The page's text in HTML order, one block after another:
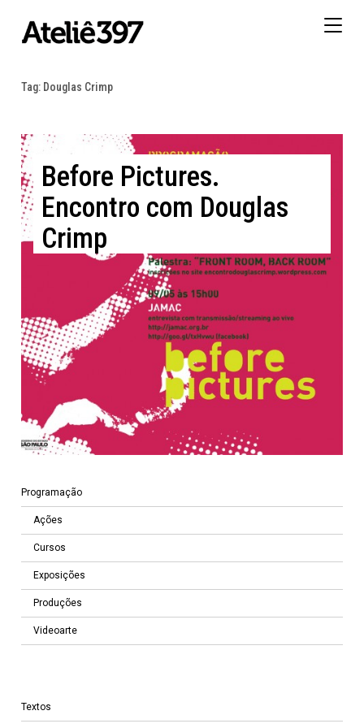
Tag: Douglas Crimp
Before Pictures.
Encontro com Douglas
Crimp
Programação
Ações
Cursos
Exposições
Produções
Videoarte
Textos